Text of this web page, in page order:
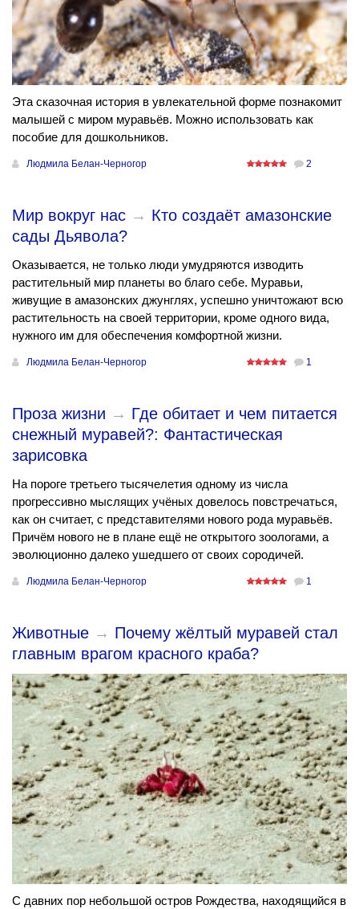
Эта сказочная история в увлекательной форме познакомит
малышей с миром муравьёв. Можно использовать как
пособие для дошкольников.
Людмила Белан-Черногор 2
Мир вокруг нас → Кто создаёт амазонские
сады Дьявола?
Оказывается, не только люди умудряются изводить
растительный мир планеты во благо себе. Муравьи,
живущие в амазонских джунглях, успешно уничтожают всю
растительность на своей территории, кроме одного вида,
нужного им для обеспечения комфортной жизни.
Людмила Белан-Черногор 1
Проза жизни → Где обитает и чем питается
снежный муравей?: Фантастическая
зарисовка
На пороге третьего тысячелетия одному из числа
прогрессивно мыслящих учёных довелось повстречаться,
как он считает, с представителями нового рода муравьёв.
Причём нового не в плане ещё не открытого зоологами, а
эволюционно далеко ушедшего от своих сородичей.
Людмила Белан-Черногор 1
Животные → Почему жёлтый муравей стал
главным врагом красного краба?
С давних пор небольшой остров Рождества, находящийся в